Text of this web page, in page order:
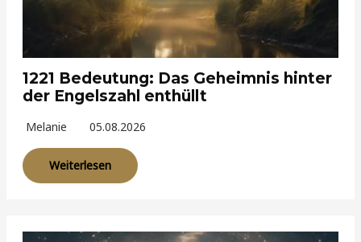
1221 Bedeutung: Das Geheimnis hinter
der Engelszahl enthüllt
Melanie 05.08.2026
Weiterlesen